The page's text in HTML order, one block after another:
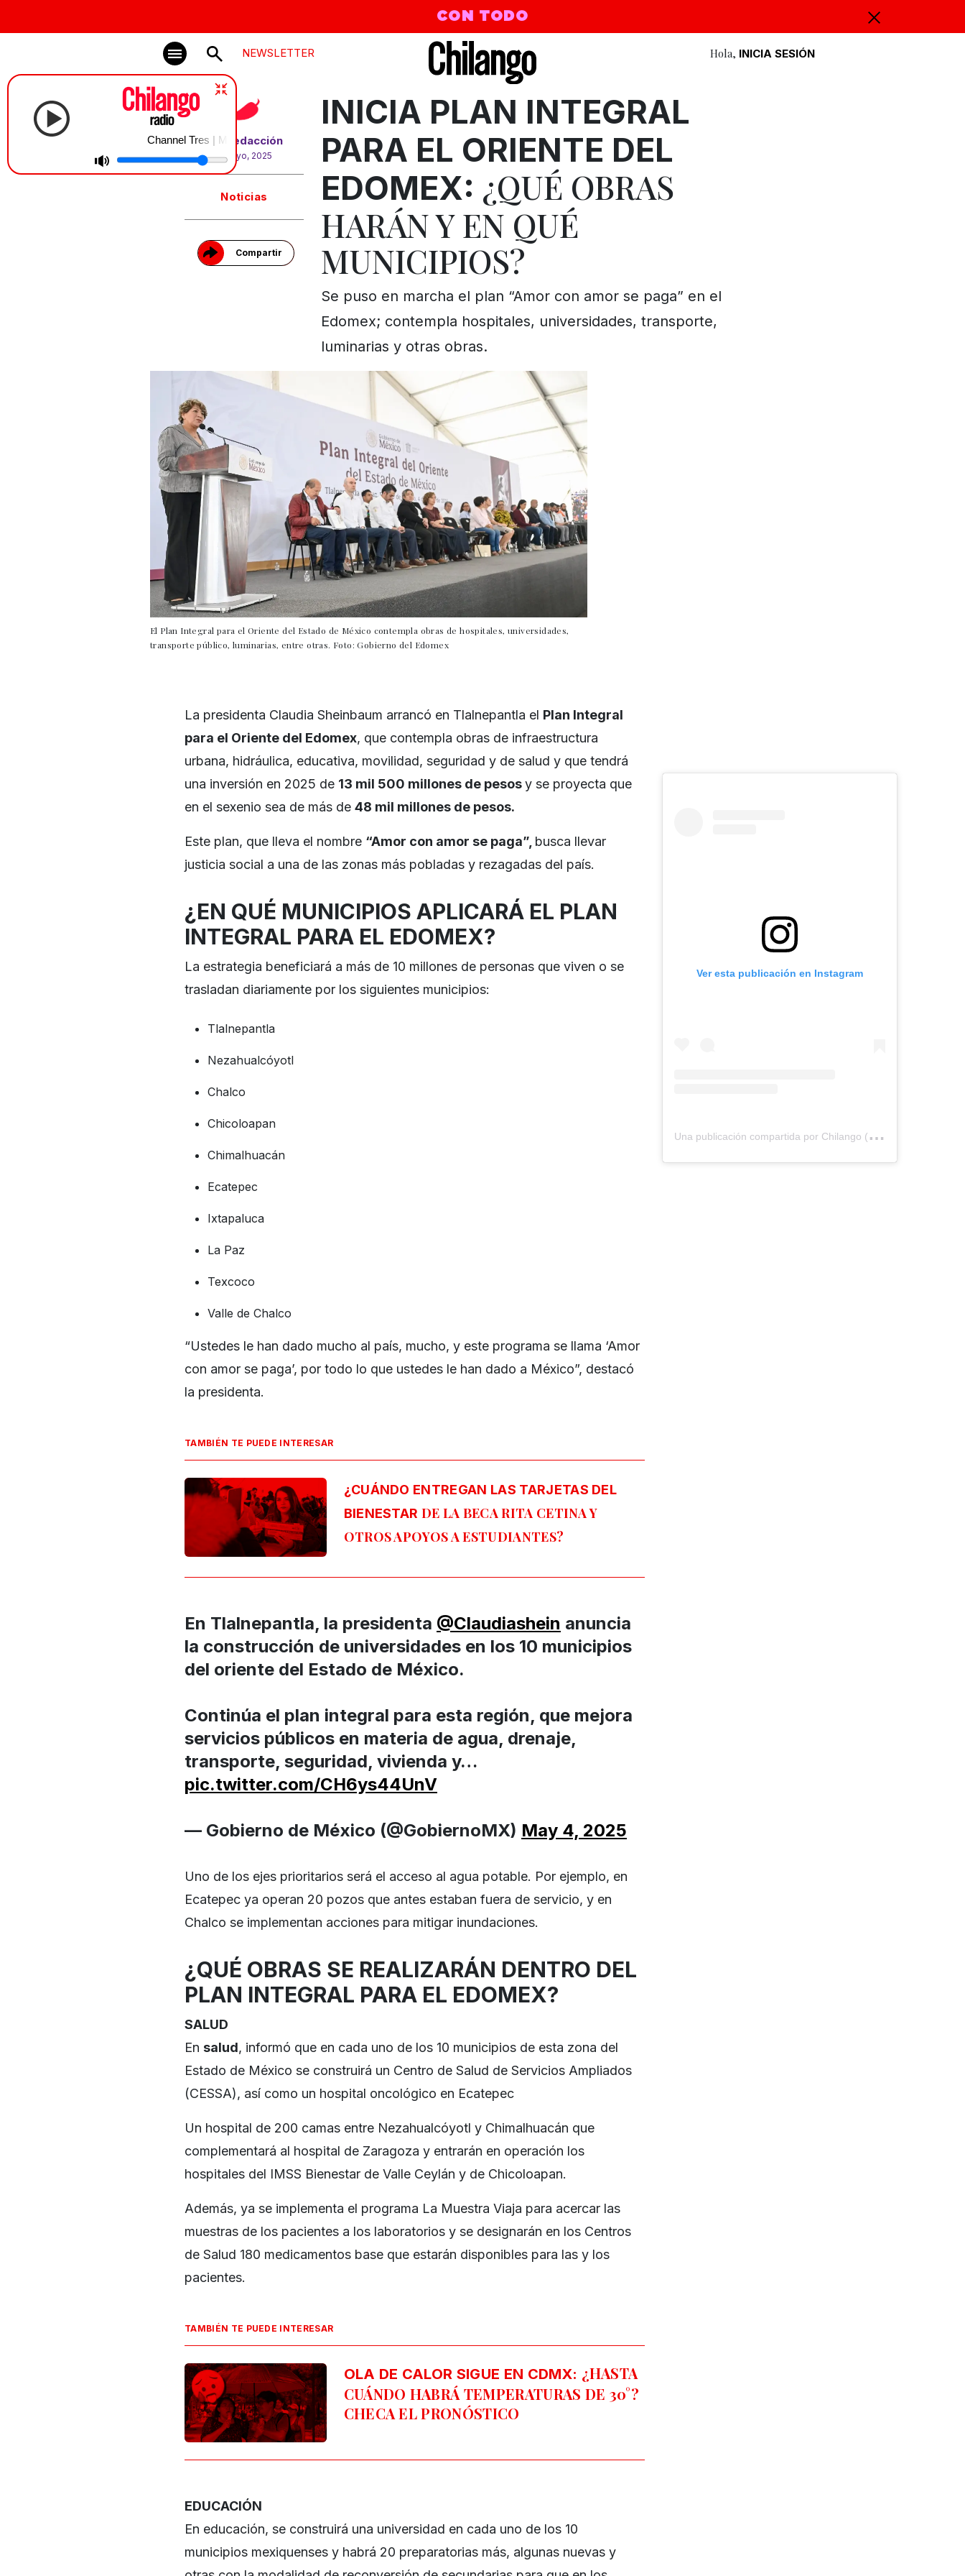
CON TODO
NEWSLETTER Hola, INICIA SESIÓN
Channel Tres | Medicine
Por Redacción
5 mayo, 2025
Noticias
Compartir
INICIA PLAN INTEGRAL
PARA EL ORIENTE DEL
EDOMEX: ¿QUÉ OBRAS
HARÁN Y EN QUÉ
MUNICIPIOS?
Se puso en marcha el plan “Amor con amor se paga” en el
Edomex; contempla hospitales, universidades, transporte,
luminarias y otras obras.
El Plan Integral para el Oriente del Estado de México contempla obras de hospitales, universidades,
transporte público, luminarias, entre otras. Foto: Gobierno del Edomex
La presidenta Claudia Sheinbaum arrancó en Tlalnepantla el Plan Integral
para el Oriente del Edomex, que contempla obras de infraestructura
urbana, hidráulica, educativa, movilidad, seguridad y de salud y que tendrá
una inversión en 2025 de 13 mil 500 millones de pesosy se proyecta que
en el sexenio sea de más de 48 mil millones de pesos.
Este plan, que lleva el nombre “Amor con amor se paga”, busca llevar
justicia social a una de las zonas más pobladas y rezagadas del país.
¿EN QUÉ MUNICIPIOS APLICARÁ EL PLAN
INTEGRAL PARA EL EDOMEX?
La estrategia beneficiará a más de 10 millones de personas que viven o se
trasladan diariamente por los siguientes municipios:
Tlalnepantla
Nezahualcóyotl
Chalco
Chicoloapan
Chimalhuacán
Ecatepec
Ixtapaluca
La Paz
Texcoco
Valle de Chalco
“Ustedes le han dado mucho al país, mucho, y este programa se llama ‘Amor
con amor se paga’, por todo lo que ustedes le han dado a México”, destacó
la presidenta.
TAMBIÉN TE PUEDE INTERESAR
¿CUÁNDO ENTREGAN LAS TARJETAS DEL
BIENESTAR DE LA BECA RITA CETINA Y
OTROS APOYOS A ESTUDIANTES?
En Tlalnepantla, la presidenta @Claudiashein anuncia
la construcción de universidades en los 10 municipios
del oriente del Estado de México.
Continúa el plan integral para esta región, que mejora
servicios públicos en materia de agua, drenaje,
transporte, seguridad, vivienda y…
pic.twitter.com/CH6ys44UnV
— Gobierno de México (@GobiernoMX) May 4, 2025
Uno de los ejes prioritarios será el acceso al agua potable. Por ejemplo, en
Ecatepec ya operan 20 pozos que antes estaban fuera de servicio, y en
Chalco se implementan acciones para mitigar inundaciones.
¿QUÉ OBRAS SE REALIZARÁN DENTRO DEL
PLAN INTEGRAL PARA EL EDOMEX?
SALUD
En salud, informó que en cada uno de los 10 municipios de esta zona del
Estado de México se construirá un Centro de Salud de Servicios Ampliados
(CESSA), así como un hospital oncológico en Ecatepec
Un hospital de 200 camas entre Nezahualcóyotl y Chimalhuacán que
complementará al hospital de Zaragoza y entrarán en operación los
hospitales del IMSS Bienestar de Valle Ceylán y de Chicoloapan.
Además, ya se implementa el programa La Muestra Viaja para acercar las
muestras de los pacientes a los laboratorios y se designarán en los Centros
de Salud 180 medicamentos base que estarán disponibles para las y los
pacientes.
TAMBIÉN TE PUEDE INTERESAR
OLA DE CALOR SIGUE EN CDMX: ¿HASTA
CUÁNDO HABRÁ TEMPERATURAS DE 30°?
CHECA EL PRONÓSTICO
EDUCACIÓN
En educación, se construirá una universidad en cada uno de los 10
municipios mexiquenses y habrá 20 preparatorias más, algunas nuevas y
Ver esta publicación en Instagram
U
na publicación compartida por Chilango (@chilangocom)